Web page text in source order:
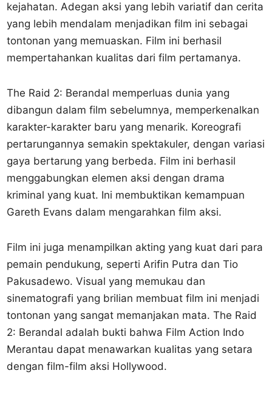
kejahatan. Adegan aksi yang lebih variatif dan cerita
yang lebih mendalam menjadikan film ini sebagai
tontonan yang memuaskan. Film ini berhasil
mempertahankan kualitas dari film pertamanya.
The Raid 2: Berandal memperluas dunia yang
dibangun dalam film sebelumnya, memperkenalkan
karakter-karakter baru yang menarik. Koreografi
pertarungannya semakin spektakuler, dengan variasi
gaya bertarung yang berbeda. Film ini berhasil
menggabungkan elemen aksi dengan drama
kriminal yang kuat. Ini membuktikan kemampuan
Gareth Evans dalam mengarahkan film aksi.
Film ini juga menampilkan akting yang kuat dari para
pemain pendukung, seperti Arifin Putra dan Tio
Pakusadewo. Visual yang memukau dan
sinematografi yang brilian membuat film ini menjadi
tontonan yang sangat memanjakan mata. The Raid
2: Berandal adalah bukti bahwa Film Action Indo
Merantau dapat menawarkan kualitas yang setara
dengan film-film aksi Hollywood.